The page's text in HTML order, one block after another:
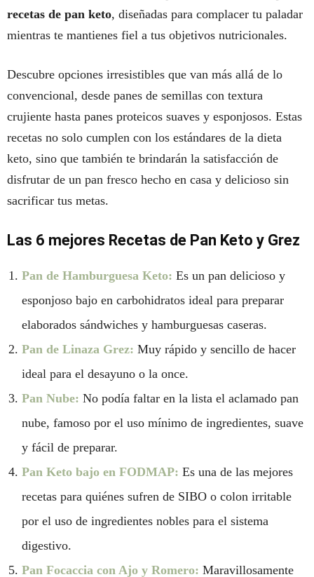
recetas de pan keto, diseñadas para complacer tu paladar
mientras te mantienes fiel a tus objetivos nutricionales.
Descubre opciones irresistibles que van más allá de lo
convencional, desde panes de semillas con textura
crujiente hasta panes proteicos suaves y esponjosos. Estas
recetas no solo cumplen con los estándares de la dieta
keto, sino que también te brindarán la satisfacción de
disfrutar de un pan fresco hecho en casa y delicioso sin
sacrificar tus metas.
Las 6 mejores Recetas de Pan Keto y Grez
Pan de Hamburguesa Keto: Es un pan delicioso y
esponjoso bajo en carbohidratos ideal para preparar
elaborados sándwiches y hamburguesas caseras.
Pan de Linaza Grez: Muy rápido y sencillo de hacer
ideal para el desayuno o la once.
Pan Nube: No podía faltar en la lista el aclamado pan
nube, famoso por el uso mínimo de ingredientes, suave
y fácil de preparar.
Pan Keto bajo en FODMAP: Es una de las mejores
recetas para quiénes sufren de SIBO o colon irritable
por el uso de ingredientes nobles para el sistema
digestivo.
Pan Focaccia con Ajo y Romero: Maravillosamente